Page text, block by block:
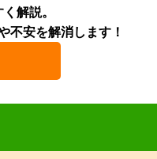
解説。
不安を解消します！